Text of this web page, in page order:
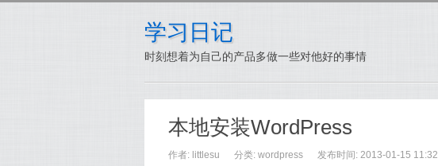
学习日记
时刻想着为自己的产品多做一些对他好的事情
本地安装WordPress
作者: littlesu 分类: wordpress 发布时间: 2013-01-15 11:32